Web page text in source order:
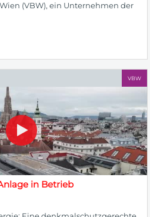
(VBW), ein Unternehmen der
VBW
in Betrieb